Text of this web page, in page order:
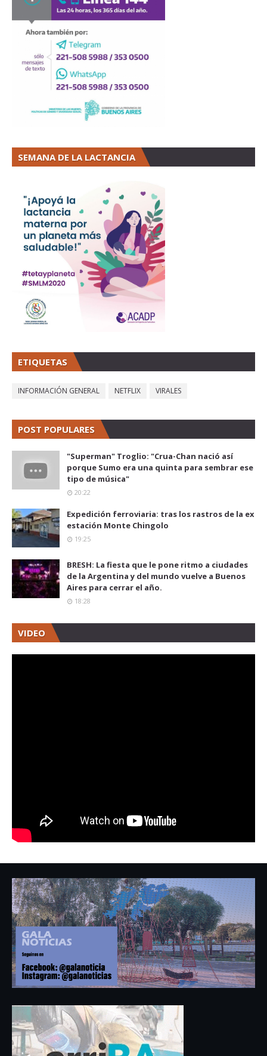
SEMANA DE LA LACTANCIA
ETIQUETAS
INFORMACIÓN GENERAL NETFLIX VIRALES
POST POPULARES
"Superman" Troglio: "Crua-Chan nació así
porque Sumo era una quinta para sembrar ese
tipo de música"
20:22
Expedición ferroviaria: tras los rastros de la ex
estación Monte Chingolo
19:25
BRESH: La fiesta que le pone ritmo a ciudades
de la Argentina y del mundo vuelve a Buenos
Aires para cerrar el año.
18:28
VIDEO